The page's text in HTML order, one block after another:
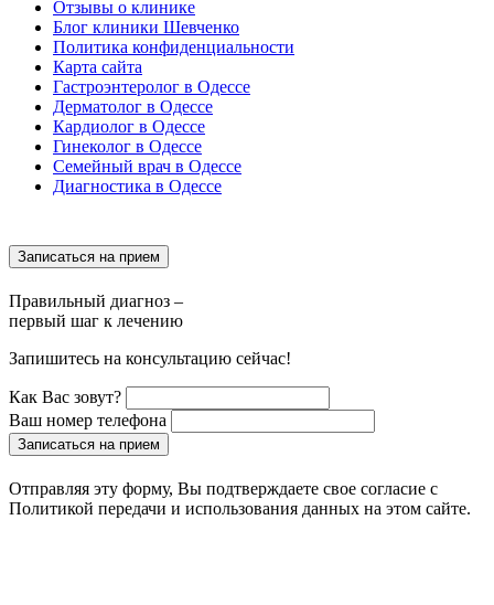
Отзывы о клинике
Блог клиники Шевченко
Политика конфиденциальности
Карта сайта
Гастроэнтеролог в Одессе
Дерматолог в Одессе
Кардиолог в Одессе
Гинеколог в Одессе
Семейный врач в Одессе
Диагностика в Одессе
Записаться на прием
Правильный диагноз –
первый шаг к лечению
Запишитесь на консультацию сейчас!
Как Вас зовут?
Ваш номер телефона
Записаться на прием
Отправляя эту форму, Вы подтверждаете свое согласие с
Политикой передачи и использования данных на этом сайте.